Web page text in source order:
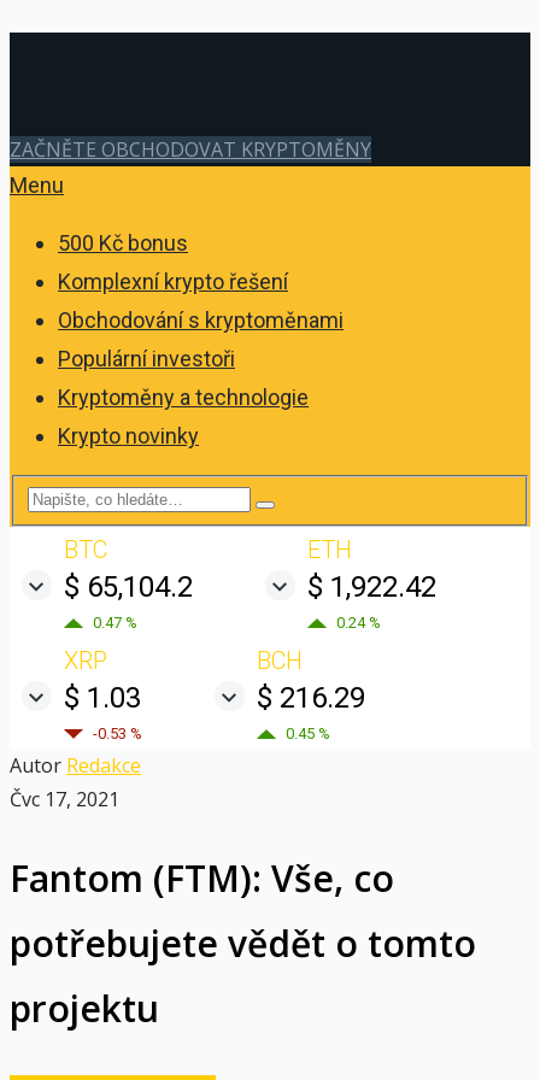
ZAČNĚTE OBCHODOVAT KRYPTOMĚNY
Menu
500 Kč bonus
Komplexní krypto řešení
Obchodování s kryptoměnami
Populární investoři
Kryptoměny a technologie
Krypto novinky
BTC
$ 65,104.2
0.47 %
ETH
$ 1,922.42
0.24 %
XRP
$ 1.03
-0.53 %
BCH
$ 216.29
0.45 %
Autor Redakce
Čvc 17, 2021
Fantom (FTM): Vše, co
potřebujete vědět o tomto
projektu